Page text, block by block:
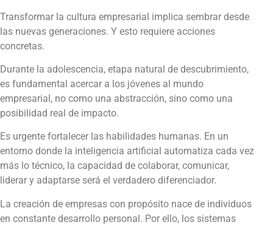
Transformar la cultura empresarial implica sembrar desde
las nuevas generaciones. Y esto requiere acciones
concretas.
Durante la adolescencia, etapa natural de descubrimiento,
es fundamental acercar a los jóvenes al mundo
empresarial, no como una abstracción, sino como una
posibilidad real de impacto.
Es urgente fortalecer las habilidades humanas. En un
entorno donde la inteligencia artificial automatiza cada vez
más lo técnico, la capacidad de colaborar, comunicar,
liderar y adaptarse será el verdadero diferenciador.
La creación de empresas con propósito nace de individuos
en constante desarrollo personal. Por ello, los sistemas